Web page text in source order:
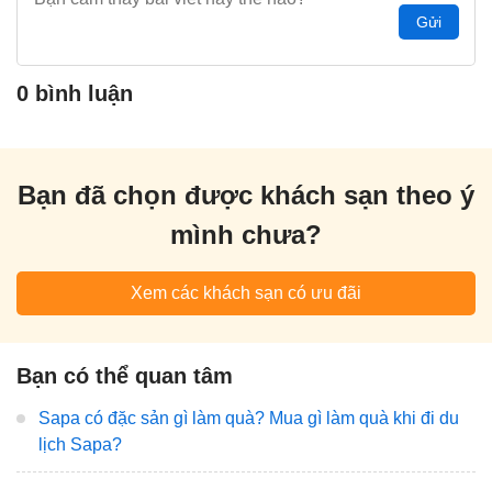
Gửi
0 bình luận
Bạn đã chọn được khách sạn theo ý
mình chưa?
Xem các khách sạn có ưu đãi
Bạn có thể quan tâm
Sapa có đặc sản gì làm quà? Mua gì làm quà khi đi du
lịch Sapa?